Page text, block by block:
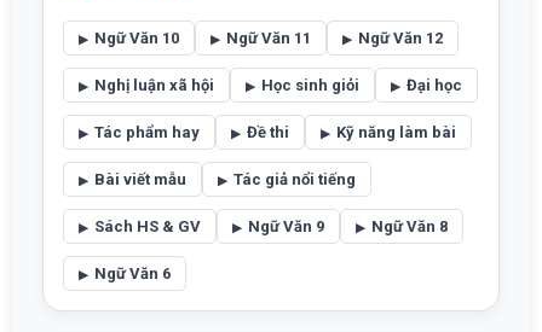
Ngữ Văn 10 Ngữ Văn 11 Ngữ Văn 12
Nghị luận xã hội Học sinh giỏi Đại học
Tác phẩm hay Đề thi Kỹ năng làm bài
Bài viết mẫu Tác giả nổi tiếng
Sách HS & GV Ngữ Văn 9 Ngữ Văn 8
Ngữ Văn 6